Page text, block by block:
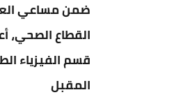
ضمن مساعي
القطاع الصحي،
قسم الفيزياء
المقبل